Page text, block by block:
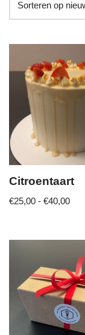
Citroentaart
€25,00 - €40,00